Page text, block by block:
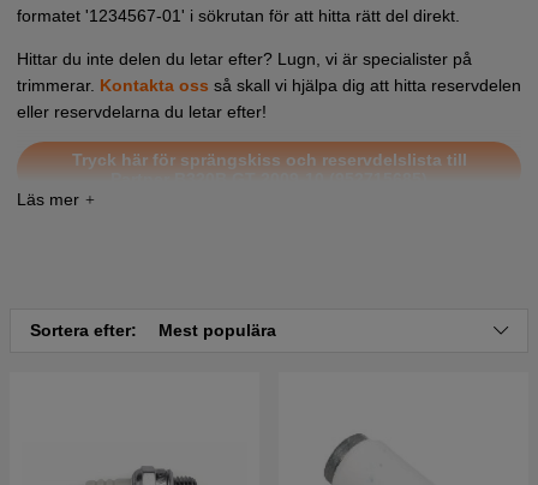
formatet '1234567-01' i sökrutan för att hitta rätt del direkt.
Hittar du inte delen du letar efter? Lugn, vi är specialister på
trimmerar. Kontakta oss så skall vi hjälpa dig att hitta reservdelen
eller reservdelarna du letar efter!
Tryck här för sprängskiss och reservdelslista till
Sortera efter: Mest populära